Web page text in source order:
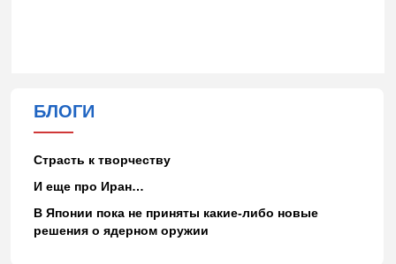
БЛОГИ
Страсть к творчеству
И еще про Иран…
В Японии пока не приняты какие-либо новые
решения о ядерном оружии